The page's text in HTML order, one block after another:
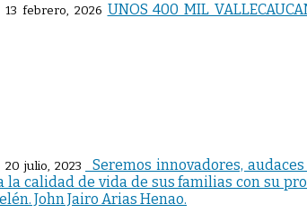
13 febrero, 2026 UNOS 400 MIL
20 julio, 2023
_Seremos innovadores,
la calidad de vida de sus familias con su
John Jairo Arias Henao.